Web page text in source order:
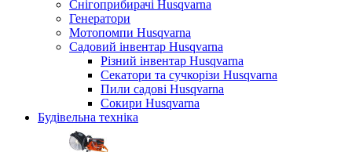
Снігоприбирачі Husqvarna
Генератори
Мотопомпи Husqvarna
Садовий інвентар Husqvarna
Різний інвентар Husqvarna
Секатори та сучкорізи Husqvarna
Пили садові Husqvarna
Сокири Husqvarna
Будівельна техніка